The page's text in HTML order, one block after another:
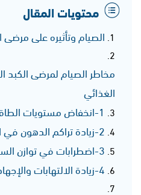
محتويات المقال
الصيام وتأثيره على مرضى
مخاطر الصيام لمرضى الكبد
الغذائي
1-انخفاض مستويات الطاقة والإرهاق الشديد
2-زيادة تراكم الدهون في الكبد
3-اضطرابات في توازن السوائل والمعادن
4-زيادة الالتهابات والإجهاد التأكسدي